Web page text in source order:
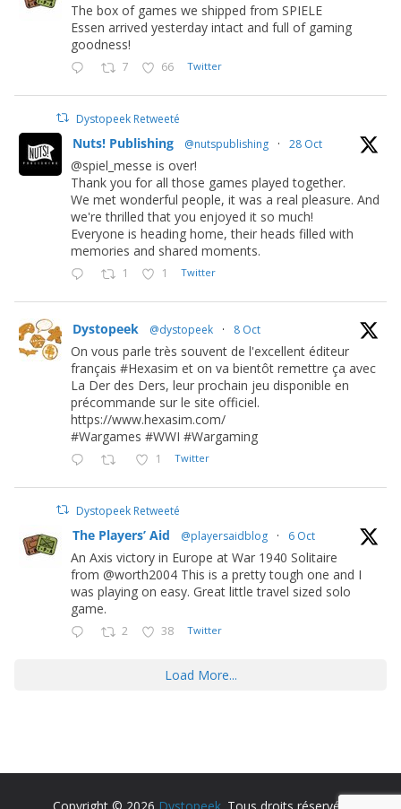
The box of games we shipped from SPIELE
Essen arrived yesterday intact and full of gaming
goodness!
7 66 Twitter
Dystopeek Retweeté
Nuts! Publishing @nutspublishing · 28 Oct
@spiel_messe is over!
Thank you for all those games played together.
We met wonderful people, it was a real pleasure. And
we're thrilled that you enjoyed it so much!
Everyone is heading home, their heads filled with
memories and shared moments.
1 1 Twitter
Dystopeek @dystopeek · 8 Oct
On vous parle très souvent de l'excellent éditeur
français #Hexasim et on va bientôt remettre ça avec
La Der des Ders, leur prochain jeu disponible en
précommande sur le site officiel.
https://www.hexasim.com/
#Wargames #WWI #Wargaming
1 Twitter
Dystopeek Retweeté
The Players’ Aid @playersaidblog · 6 Oct
An Axis victory in Europe at War 1940 Solitaire
from @worth2004 This is a pretty tough one and I
was playing on easy. Great little travel sized solo
game.
2 38 Twitter
Load More...